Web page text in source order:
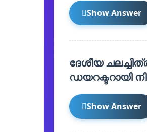
Show Answer
ദേശീയ
ഡയറക്ടറായി
Show Answer